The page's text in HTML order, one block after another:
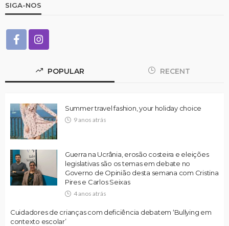
SIGA-NOS
POPULAR RECENT
Summer travel fashion, your holiday choice
9 anos atrás
Guerra na Ucrânia, erosão costeira e eleições
legislativas são os temas em debate no
Governo de Opinião desta semana com Cristina
Pires e Carlos Seixas
4 anos atrás
Cuidadores de crianças com deficiência debatem ‘Bullying em
contexto escolar’